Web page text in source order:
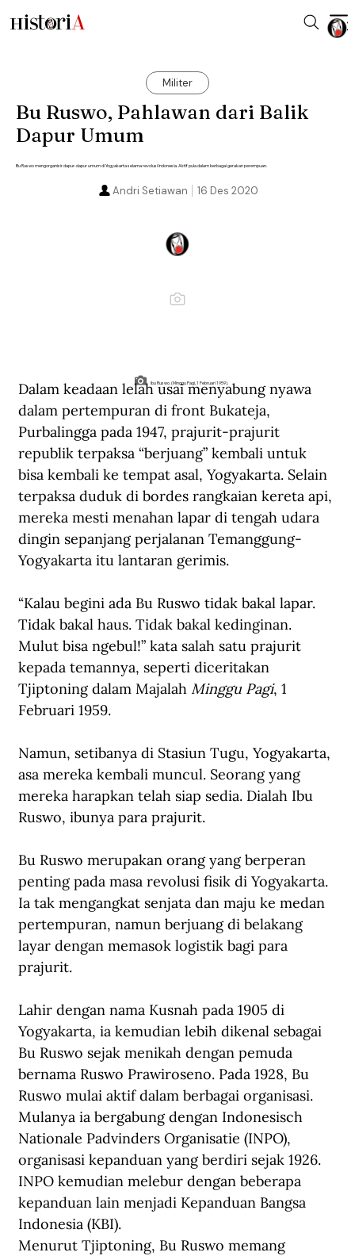
Militer
Bu Ruswo, Pahlawan dari Balik
Dapur Umum
Bu Ruswo mengorganisir dapur-dapur umum di Yogyakarta selama revolusi Indonesia. Aktif pula dalam berbagai gerakan perempuan.
16 Des 2020
Andri Setiawan
Ibu Ruswo. (Minggu Pagi, 1 Februari 1959).
Dalam keadaan lelah usai menyabung nyawa
dalam pertempuran di front Bukateja,
Purbalingga pada 1947, prajurit-prajurit
republik terpaksa “berjuang” kembali untuk
bisa kembali ke tempat asal, Yogyakarta. Selain
terpaksa duduk di bordes rangkaian kereta api,
mereka mesti menahan lapar di tengah udara
dingin sepanjang perjalanan Temanggung-
Yogyakarta itu lantaran gerimis.
“Kalau begini ada Bu Ruswo tidak bakal lapar.
Tidak bakal haus. Tidak bakal kedinginan.
Mulut bisa ngebul!” kata salah satu prajurit
kepada temannya, seperti diceritakan
Tjiptoning dalam Majalah Minggu Pagi, 1
Februari 1959.
Namun, setibanya di Stasiun Tugu, Yogyakarta,
asa mereka kembali muncul. Seorang yang
mereka harapkan telah siap sedia. Dialah Ibu
Ruswo, ibunya para prajurit.
Bu Ruswo merupakan orang yang berperan
penting pada masa revolusi fisik di Yogyakarta.
Ia tak mengangkat senjata dan maju ke medan
pertempuran, namun berjuang di belakang
layar dengan memasok logistik bagi para
prajurit.
Lahir dengan nama Kusnah pada 1905 di
Yogyakarta, ia kemudian lebih dikenal sebagai
Bu Ruswo sejak menikah dengan pemuda
bernama Ruswo Prawiroseno. Pada 1928, Bu
Ruswo mulai aktif dalam berbagai organisasi.
Mulanya ia bergabung dengan Indonesisch
Nationale Padvinders Organisatie (INPO),
organisasi kepanduan yang berdiri sejak 1926.
INPO kemudian melebur dengan beberapa
kepanduan lain menjadi Kepanduan Bangsa
Indonesia (KBI).
Menurut Tjiptoning, Bu Ruswo memang